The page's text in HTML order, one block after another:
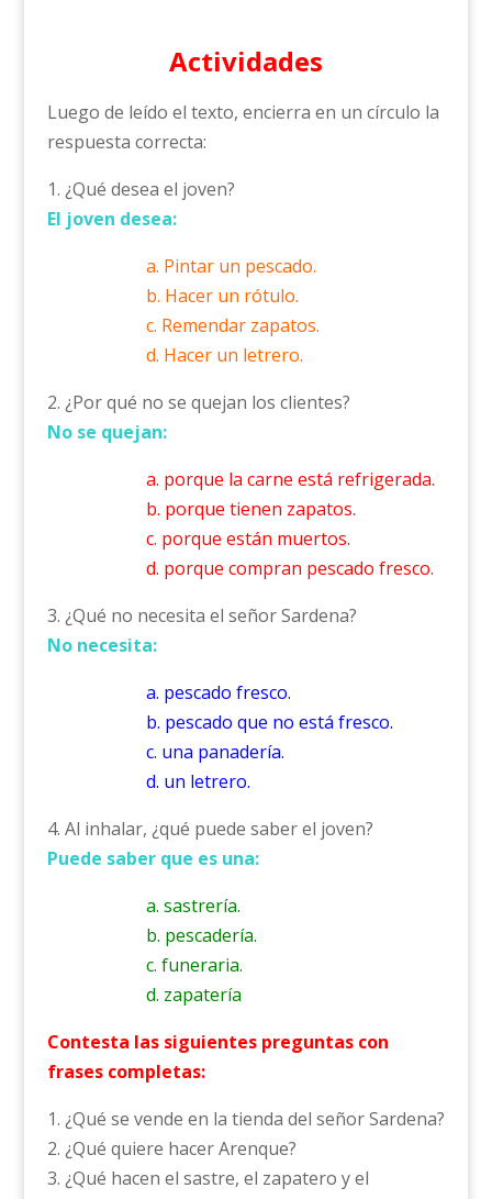
Actividades
Luego de leído el texto, encierra en un círculo la
respuesta correcta:
1. ¿Qué desea el joven?
El joven desea:
a. Pintar un pescado.
b. Hacer un rótulo.
c. Remendar zapatos.
d. Hacer un letrero.
2. ¿Por qué no se quejan los clientes?
No se quejan:
a. porque la carne está refrigerada.
b. porque tienen zapatos.
c. porque están muertos.
d. porque compran pescado fresco.
3. ¿Qué no necesita el señor Sardena?
No necesita:
a. pescado fresco.
b. pescado que no está fresco.
c. una panadería.
d. un letrero.
4. Al inhalar, ¿qué puede saber el joven?
Puede saber que es una:
a. sastrería.
b. pescadería.
c. funeraria.
d. zapatería
Contesta las siguientes preguntas con
frases completas:
1. ¿Qué se vende en la tienda del señor Sardena?
2. ¿Qué quiere hacer Arenque?
3. ¿Qué hacen el sastre, el zapatero y el